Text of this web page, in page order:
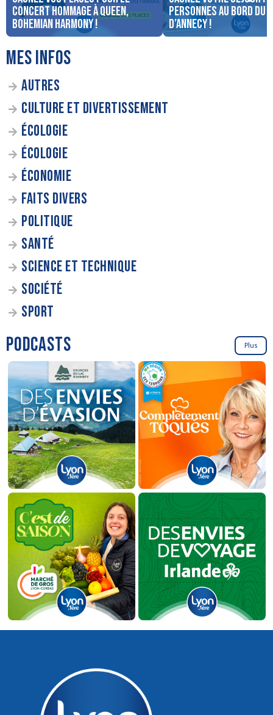
concert Hommage à Queen,
Bohemian Harmony !
personnes au bord du
d’Annecy !
MES INFOS
AUTRES
CULTURE ET DIVERTISSEMENT
ÉCOLOGIE
ÉCOLOGIE
ÉCONOMIE
FAITS DIVERS
POLITIQUE
SANTÉ
SCIENCE ET TECHNIQUE
SOCIÉTÉ
SPORT
PODCASTS Plus